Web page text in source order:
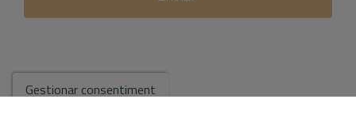
Gestionar consentiment